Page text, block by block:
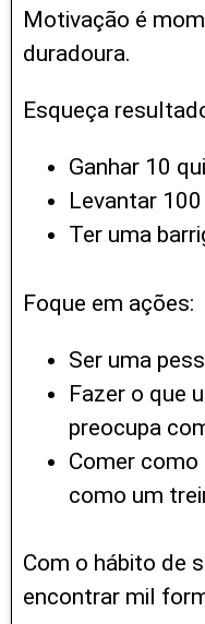
Motivação é
duradoura.
Esqueça
Ganhar 10
Levantar
Ter uma
Foque em ações:
Ser uma
Fazer o que
preocupa
Comer
como um
Com o hábito de
encontrar mil